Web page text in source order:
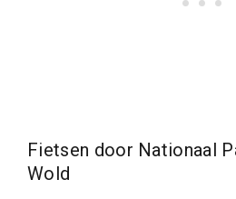
Fietsen door Nationaal
Wold